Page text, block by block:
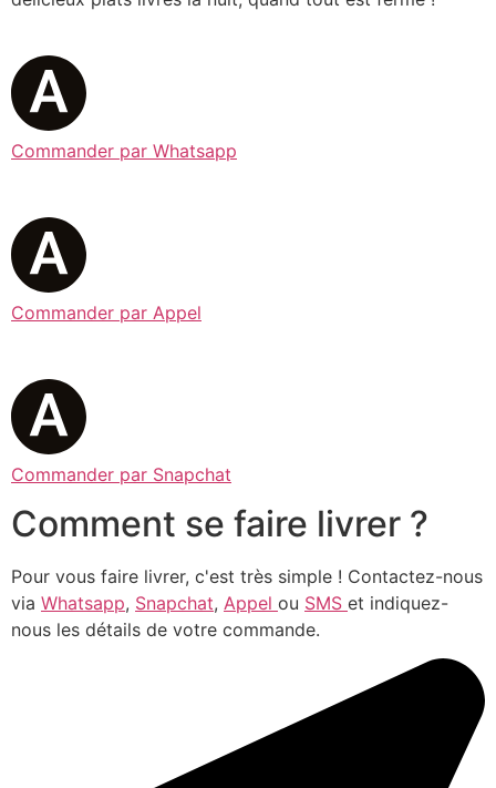
Commander par Whatsapp
Commander par Appel
Commander par Snapchat
Comment se faire livrer ?
Pour vous faire livrer, c'est très simple ! Contactez-nous
via Whatsapp, Snapchat, Appel ou SMS et indiquez-
nous les détails de votre commande.